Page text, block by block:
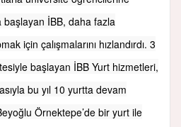
başlayan İBB, daha fazla
için çalışmalarını hızlandırdı. 3
başlayan İBB Yurt hizmetleri,
bu yıl 10 yurtta devam
Örnektepe’de bir yurt ile